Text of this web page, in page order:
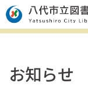
お知らせ